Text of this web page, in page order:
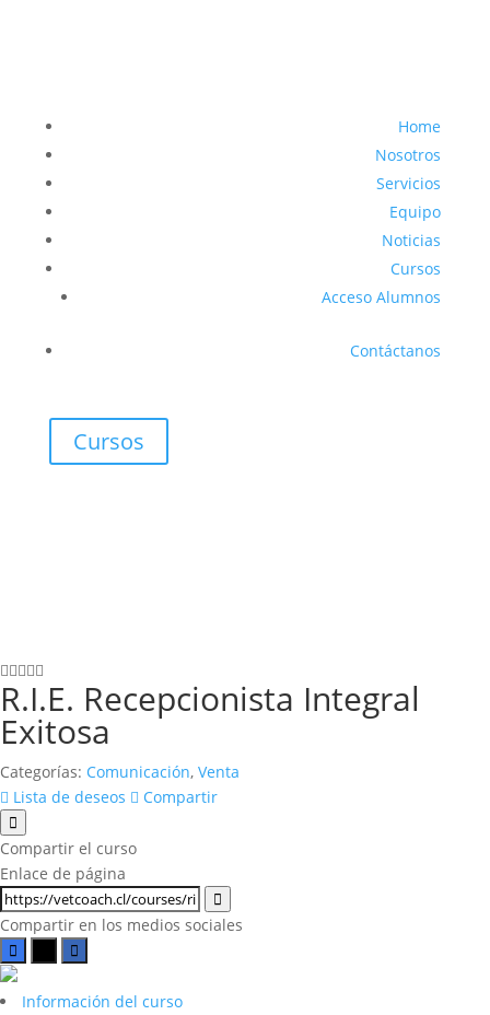
Home
Nosotros
Servicios
Equipo
Noticias
Cursos
Acceso Alumnos
Contáctanos
Cursos
R.I.E. Recepcionista Integral
Exitosa
Categorías: Comunicación, Venta
Lista de deseos
Compartir
Compartir el curso
Enlace de página
Compartir en los medios sociales
Información del curso